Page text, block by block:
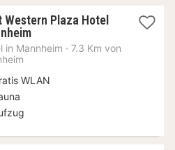
Western Plaza Hotel
1
Nacht
€
in Mannheim · 7.3 Km von
WLAN